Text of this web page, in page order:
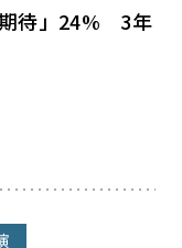
期待」24% 3年